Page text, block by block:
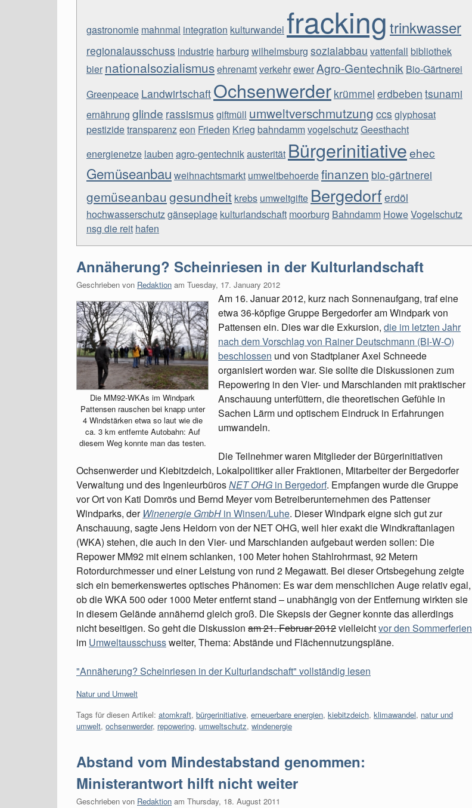
gastronomie mahnmal integration kulturwandel fracking trinkwasser
regionalausschuss industrie harburg wilhelmsburg sozialabbau vattenfall bibliothek
bier nationalsozialismusehrenamtverkehrewerAgro-Gentechnik Bio-Gärtnerei
Greenpeace Landwirtschaft Ochsenwerder krümmel erdbeben tsunami
ernährung glinde rassismus giftmüll umweltverschmutzung ccs glyphosat
pestizidetransparenzeon Frieden Krieg bahndammvogelschutzGeesthacht
energienetze lauben agro-gentechnikausterität Bürgerinitiativeehec
Gemüseanbau weihnachtsmarkt umweltbehoerdefinanzen bio-gärtnerei
gemüseanbau gesundheit krebs umweltgifte Bergedorf erdöl
hochwasserschutzgänseplage kulturlandschaft moorburg Bahndamm HoweVogelschutz
nsg die reit hafen
Annäherung? Scheinriesen in der Kulturlandschaft
Geschrieben von Redaktion am Tuesday, 17. January 2012
Die MM92-WKAs im Windpark
Pattensen rauschen bei knapp unter
4 Windstärken etwa so laut wie die
ca. 3 km entfernte Autobahn: Auf
diesem Weg konnte man das testen.
Am 16. Januar 2012, kurz nach Sonnenaufgang, traf eine
etwa 36-köpfige Gruppe Bergedorfer am Windpark von
Pattensen ein. Dies war die Exkursion, die im letzten Jahr
nach dem Vorschlag von Rainer Deutschmann (BI-W-O)
beschlossen und von Stadtplaner Axel Schneede
organisiert worden war. Sie sollte die Diskussionen zum
Repowering in den Vier- und Marschlanden mit praktischer
Anschauung unterfüttern, die theoretischen Gefühle in
Sachen Lärm und optischem Eindruck in Erfahrungen
umwandeln.
Die Teilnehmer waren Mitglieder der Bürgerinitiativen
Ochsenwerder und Kiebitzdeich, Lokalpolitiker aller Fraktionen, Mitarbeiter der Bergedorfer
Verwaltung und des IngenieurbürosNET OHG in Bergedorf. Empfangen wurde die Gruppe
vor Ort von Kati Domrös und Bernd Meyer vom Betreiberunternehmen des Pattenser
Windparks, der Winenergie GmbH in Winsen/Luhe. Dieser Windpark eigne sich gut zur
Anschauung, sagte Jens Heidorn von der NET OHG, weil hier exakt die Windkraftanlagen
(WKA) stehen, die auch in den Vier- und Marschlanden aufgebaut werden sollen: Die
Repower MM92 mit einem schlanken, 100 Meter hohen Stahlrohrmast, 92 Metern
Rotordurchmesser und einer Leistung von rund 2 Megawatt. Bei dieser Ortsbegehung zeigte
sich ein bemerkenswertes optisches Phänomen: Es war dem menschlichen Auge relativ egal,
ob die WKA 500 oder 1000 Meter entfernt stand – unabhängig von der Entfernung wirkten sie
in diesem Gelände annähernd gleich groß. Die Skepsis der Gegner konnte das allerdings
nicht beseitigen. So geht die Diskussion am 21. Februar 2012vielleichtvor den Sommerferien
im Umweltausschussweiter, Thema: Abstände und Flächennutzungspläne.
"Annäherung? Scheinriesen in der Kulturlandschaft" vollständig lesen
Kategorien:
Natur und Umwelt
Tags für diesen Artikel: atomkraft, bürgerinitiative, erneuerbare energien, kiebitzdeich, klimawandel, natur und
umwelt, ochsenwerder, repowering, umweltschutz, windenergie
Abstand vom Mindestabstand genommen:
Ministerantwort hilft nicht weiter
Geschrieben von Redaktion am Thursday, 18. August 2011